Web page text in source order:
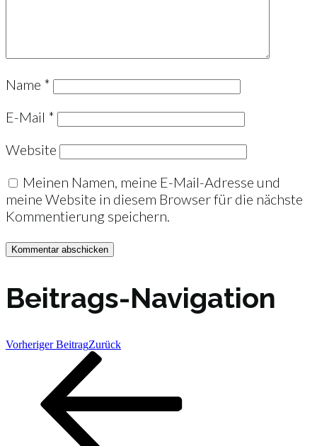
Name *
E-Mail *
Website
Meinen Namen, meine E-Mail-Adresse und
meine Website in diesem Browser für die nächste
Kommentierung speichern.
Beitrags-Navigation
Vorheriger BeitragZurück